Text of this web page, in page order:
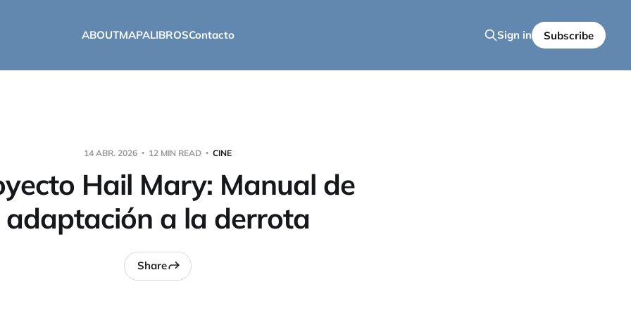
ABOUTMAPALIBROSContacto Sign in Subscribe
14 ABR. 2026 12 MIN READ CINE
Hail Mary: Manual de
adaptación a la derrota
Share